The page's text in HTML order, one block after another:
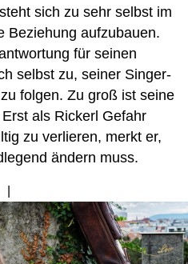
sich zu sehr selbst im
Beziehung aufzubauen.
für seinen
selbst zu, seiner Singer-
folgen. Zu groß ist seine
als Rickerl Gefahr
zu verlieren, merkt er,
ändern muss.
Bild